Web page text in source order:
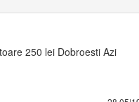
250 lei Dobroesti Azi